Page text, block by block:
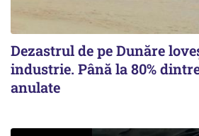
Dezastrul de pe Dunăre
industrie. Până la 80%
anulate